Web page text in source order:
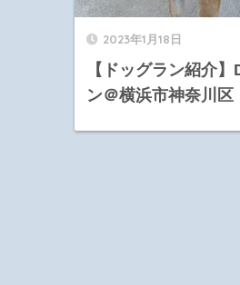
2023年1月18日
【ドッグラン紹介
ン＠横浜市神奈川区